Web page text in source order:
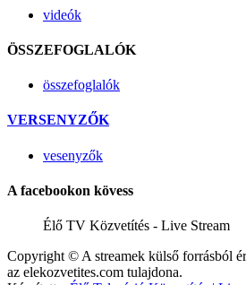
videók
ÖSSZEFOGLALÓK
összefoglalók
VERSENYZŐK
vesenyzők
A facebookon kövess
Élő TV Közvetítés - Live Stream
Copyright © A streamek külső forrásból
az elekozvetites.com tulajdona.